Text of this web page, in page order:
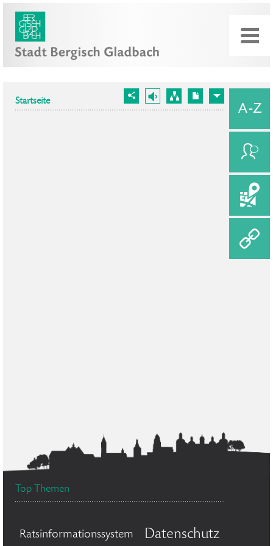
Startseite
Top Themen
Ratsinformationssystem Datenschutz